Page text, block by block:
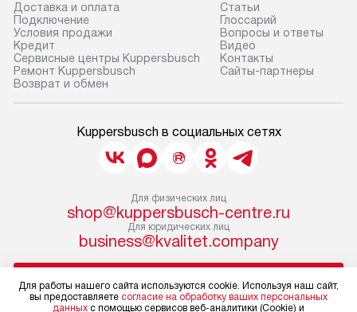
Доставка и оплата
Подключение
Условия продажи
Кредит
Сервисные центры Kuppersbusch
Ремонт Kuppersbusch
Возврат и обмен
Cтатьи
Глоссарий
Вопросы и ответы
Видео
Контакты
Сайты-партнеры
Kuppersbusch в социальных сетях
Для физических лиц
shop@kuppersbusch-centre.ru
Для юридических лиц
business@kvalitet.company
Для работы нашего сайта используются cookie. Используя наш сайт,
вы предоставляете согласие на обработку ваших персональных
данных с помощью сервисов веб-аналитики (Cookie) и